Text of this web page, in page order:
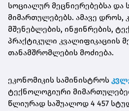
სოციალურ მეცნიერებებსა და
მიმართულებებს. ამავე დროს,
მშენებლების, ინჟინრების,
პრაქტიკული კვალიფიკაციის
თანამშრომლების მოძიება.
ეკონომიკის სამინისტროს
ტექნოლოგიური
წლიურად საშუალოდ 4 457